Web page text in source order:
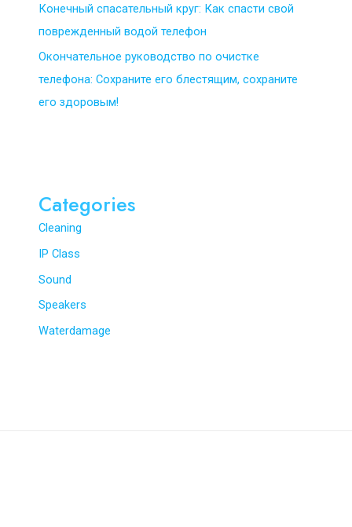
Конечный спасательный круг: Как спасти свой
поврежденный водой телефон
Окончательное руководство по очистке
телефона: Сохраните его блестящим, сохраните
его здоровым!
Categories
Cleaning
IP Class
Sound
Speakers
Waterdamage